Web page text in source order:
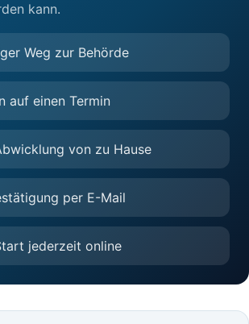
kann.
Weg zur Behörde
auf einen Termin
von zu Hause
per E-Mail
jederzeit online